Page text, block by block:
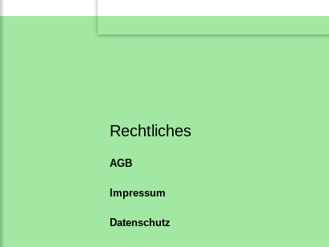
Rechtliches
AGB
Impressum
Datenschutz